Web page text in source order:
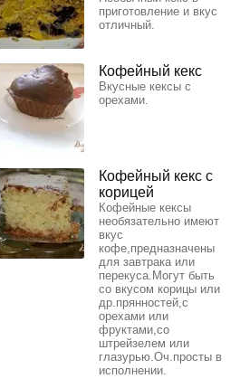
приготовление и вкус
отличный.
Кофейный кекс
Вкусные кексы с
орехами.
Кофейный кекс с
корицей
Кофейные кексы
необязательно имеют
вкус
кофе,предназначены
для завтрака или
перекуса.Могут быть
со вкусом корицы или
др.прянностей,с
орехами или
фруктами,со
штрейзелем или
глазурью.Оч.просты в
исполнении.